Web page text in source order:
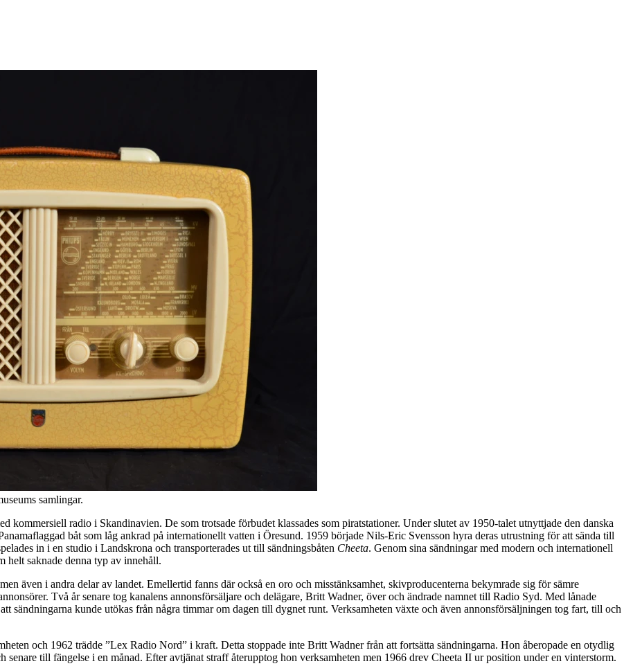
samlingar.
kommersiell radio i Skandinavien. De som trotsade förbudet klassades som piratstationer. Under slutet av 1950-talet utnyttjade den danska
båt som låg ankrad på internationellt vatten i Öresund. 1959 började Nils-Eric Svensson hyra deras utrustning för att sända till
in i en studio i Landskrona och transporterades ut till sändningsbåten Cheeta. Genom sina sändningar med modern och internationell
helt saknade denna typ av innehåll.
även i andra delar av landet. Emellertid fanns där också en oro och misstänksamhet, skivproducenterna bekymrade sig för sämre
Två år senare tog kanalens annonsförsäljare och delägare, Britt Wadner, över och ändrade namnet till Radio Syd. Med lånade
sändningarna kunde utökas från några timmar om dagen till dygnet runt. Verksamheten växte och även annonsförsäljningen tog fart, till och
och 1962 trädde ”Lex Radio Nord” i kraft. Detta stoppade inte Britt Wadner från att fortsätta sändningarna. Hon åberopade en otydlig
till fängelse i en månad. Efter avtjänat straff återupptog hon verksamheten men 1966 drev Cheeta II ur position under en vinterstorm.